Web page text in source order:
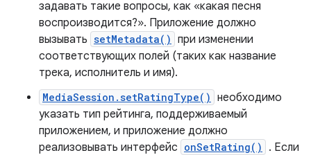
задавать такие вопросы, как «какая песня
воспроизводится?». Приложение должно
вызывать setMetadata() при изменении
соответствующих полей (таких как название
трека, исполнитель и имя).
MediaSession.setRatingType() необходимо
указать тип рейтинга, поддерживаемый
приложением, и приложение должно
реализовывать интерфейс onSetRating()
. Если